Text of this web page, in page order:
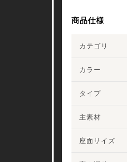
商品仕様
カテゴリ
カラー
タイプ
主素材
座面サイズ